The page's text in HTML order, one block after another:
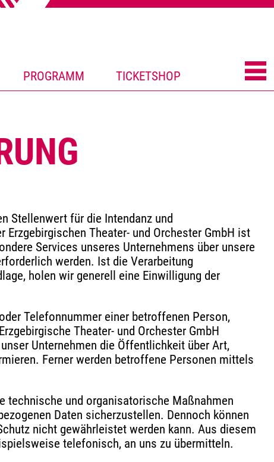
PROGRAMM TICKETSHOP
Stellenwert für die Intendanz und
Theater- und Orchester GmbH ist
Services unseres Unternehmens über unsere
werden. Ist die Verarbeitung
holen wir generell eine Einwilligung der
Telefonnummer einer betroffenen Person,
Theater- und Orchester GmbH
Unternehmen die Öffentlichkeit über Art,
Ferner werden betroffene Personen mittels
technische und organisatorische Maßnahmen
Daten sicherzustellen. Dennoch können
nicht gewährleistet werden kann. Aus diesem
telefonisch, an uns zu übermitteln.